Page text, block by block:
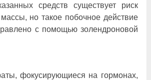
средств существует риск
но такое побочное действие
с помощью золендроновой
фокусирующиеся на гормонах,